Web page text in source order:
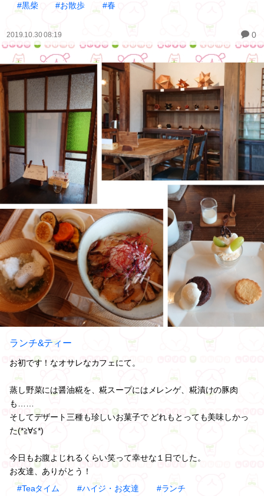
#黒柴
#お散歩 #春
2019.10.30 08:19 0
ランチ&ティー
お初です！なオサレなカフェにて。
蒸し野菜には醤油糀を、糀スープにはメレンゲ、糀漬けの豚肉
も……
そしてデザート三種も珍しいお菓子で どれもとっても美味しかっ
た(*≧∀≦*)
今日もお腹よじれるくらい笑って幸せな１日でした。
お友達、ありがとう！
#Teaタイム
#ハイジ・お友達 #ランチ